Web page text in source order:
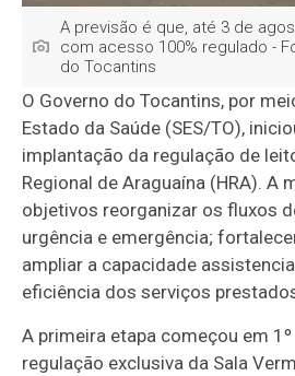
A previsão é que, até 3 de
com acesso 100% regulado -
do Tocantins
O Governo do Tocantins, por
Estado da Saúde (SES/TO),
implantação da regulação de
Regional de Araguaína (HRA). A
objetivos reorganizar os fluxos
urgência e emergência;
ampliar a capacidade
eficiência dos serviços
A primeira etapa começou em
regulação exclusiva da Sala